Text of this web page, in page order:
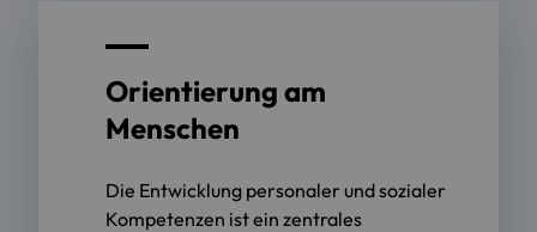
Orientierung am
Menschen
Die Entwicklung personaler und sozialer
Kompetenzen ist ein zentrales